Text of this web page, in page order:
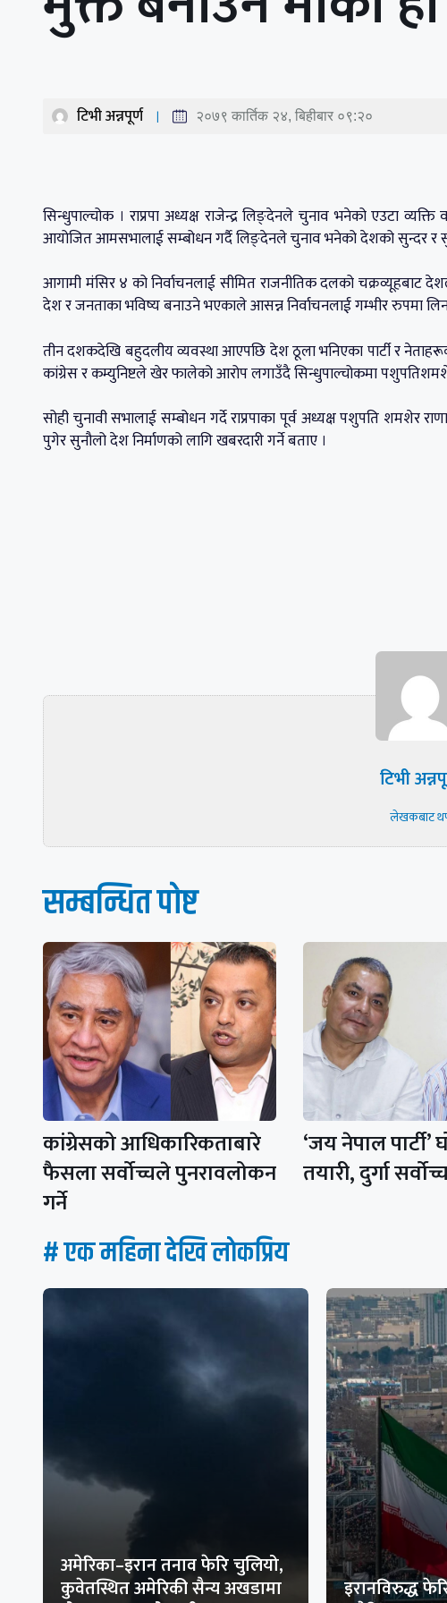
टिभी अन्नपूर्ण २०७९ कार्तिक २४, बिहीबार ०९:२०
सिन्धुपाल्चोक । राप्रपा अध्यक्ष राजेन्द्र लिङ्देनले चुनाव भनेको एउटा
आयोजित आमसभालाई सम्बोधन गर्दै लिङ्देनले चुनाव भनेको देशको सुन्दर र
आगामी मंसिर ४ को निर्वाचनलाई सीमित राजनीतिक दलको चक्रव्यूहबाट
देश र जनताका भविष्य बनाउने भएकाले आसन्न निर्वाचनलाई गम्भीर रुपमा
तीन दशकदेखि बहुदलीय व्यवस्था आएपछि देश ठूला भनिएका पार्टी र
कांग्रेस र कम्युनिष्टले खेर फालेको आरोप लगाउँदै सिन्धुपाल्चोकमा
सोही चुनावी सभालाई सम्बोधन गर्दे राप्रपाका पूर्व अध्यक्ष पशुपति शमशेर
पुगेर सुनौलो देश निर्माणको लागि खबरदारी गर्ने बताए ।
टिभी
लेखकबाट
सम्बन्धित पाेष्ट
कांग्रेसको आधिकारिकताबारे
फैसला सर्वोच्चले पुनरावलोकन
गर्ने
‘जय नेपाल
तयारी, दुर्गा
# एक महिना देखि लाेकप्रिय
अमेरिका–इरान तनाव फेरि चुलियो,
कुवेतस्थित अमेरिकी सैन्य अखडामा इरानविरुद्ध